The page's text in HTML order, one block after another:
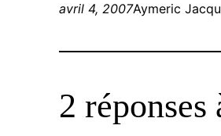
avril 4, 2007Aymeric
2